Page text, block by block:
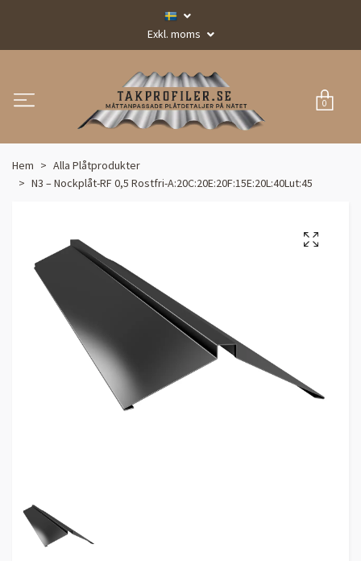
Exkl. moms
0
Hem
Alla Plåtprodukter
N3 – Nockplåt-RF 0,5 Rostfri-A:20C:20E:20F:15E:20L:40Lut:45